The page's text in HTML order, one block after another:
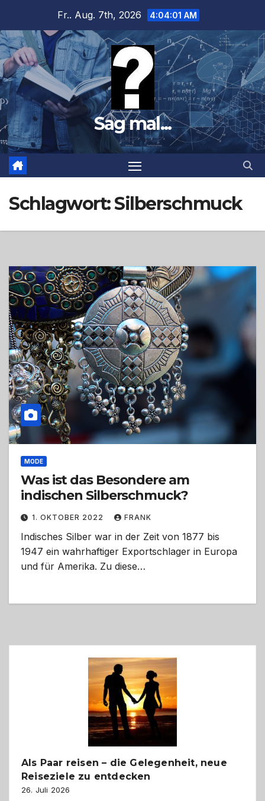
springen
Fr.. Aug. 7th, 2026 4:04:02 AM
Sag mal...
Schlagwort:Silberschmuck
MODE
Was ist das Besondere am
indischen Silberschmuck?
1. OKTOBER 2022 FRANK
Indisches Silber war in der Zeit von 1877 bis
1947 ein wahrhaftiger Exportschlager in Europa
und für Amerika. Zu diese…
Als Paar reisen – die Gelegenheit, neue
Reiseziele zu entdecken
26. Juli 2026